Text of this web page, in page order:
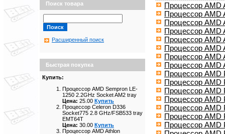
Поиск товара
Расширенный поиск
Быстрая покупка
Купить:
Процессор AMD Sempron LE-
1250 2.2GHz Socket AM2 tray
Цена: 25.00 Купить
Процессор Celeron D336
Socket775 2.8 GHz/FSB533 tray
EMT64T
Цена: 30.00 Купить
Процессор AMD Athlon
Процессор AMD
Процессор AMD
Процессор AMD
Процессор AMD
Процессор AMD
Процессор AMD
Процессор AMD
Процессор AMD
Процессор AMD
Процессор AMD
Процессор AMD
Процессор AMD
Процессор AMD
Процессор AMD
Процессор AMD